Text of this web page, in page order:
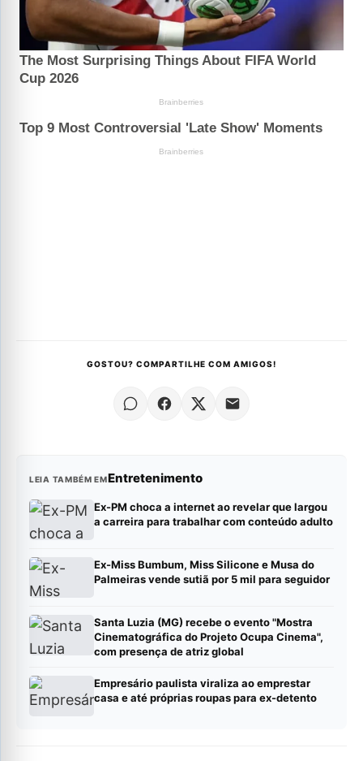
GOSTOU? COMPARTILHE COM AMIGOS!
LEIA TAMBÉM EMEntretenimento
Ex-PM choca a internet ao revelar que largou
a carreira para trabalhar com conteúdo adulto
Ex-Miss Bumbum, Miss Silicone e Musa do
Palmeiras vende sutiã por 5 mil para seguidor
Santa Luzia (MG) recebe o evento "Mostra
Cinematográfica do Projeto Ocupa Cinema",
com presença de atriz global
Empresário paulista viraliza ao emprestar
casa e até próprias roupas para ex-detento